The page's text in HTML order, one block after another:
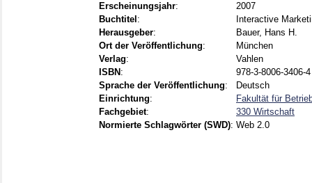
Erscheinungsjahr:
2007
Buchtitel :
Interactive
Herausgeber:
Bauer, Hans H.
Ort der Veröffentlichung:
München
Verlag:
Vahlen
ISBN :
978-3-8006-3406-4
Sprache der Veröffentlichung:
Deutsch
Einrichtung:
Fakultät für
Fachgebiet:
330 Wirtschaft
Normierte Schlagwörter (SWD): Web 2.0